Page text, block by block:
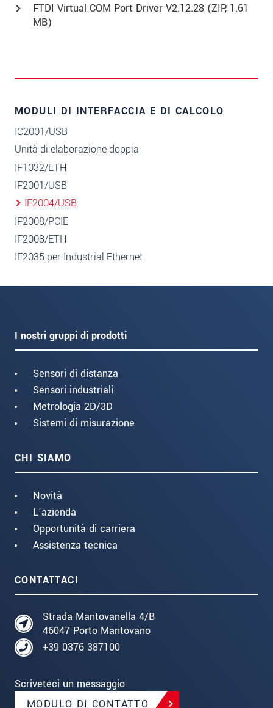
FTDI Virtual COM Port Driver V2.12.28 (ZIP, 1.61
MB)
MODULI DI INTERFACCIA E DI CALCOLO
IC2001/USB
Unità di elaborazione doppia
IF1032/ETH
IF2001/USB
IF2004/USB
IF2008/PCIE
IF2008/ETH
IF2035 per Industrial Ethernet
I nostri gruppi di prodotti
Sensori di distanza
Sensori industriali
Metrologia 2D/3D
Sistemi di misurazione
CHI SIAMO
Novità
L'azienda
Opportunità di carriera
Assistenza tecnica
CONTATTACI
Strada Mantovanella 4/B
46047 Porto Mantovano
+39 0376 387100
Scriveteci un messaggio:
MODULO DI CONTATTO